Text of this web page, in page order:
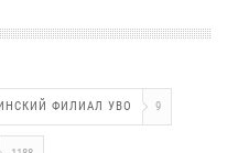
ФИЛИАЛ УВО 9